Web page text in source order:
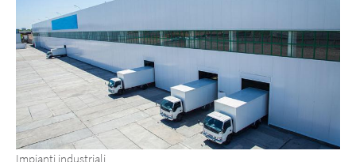
Impianti industriali